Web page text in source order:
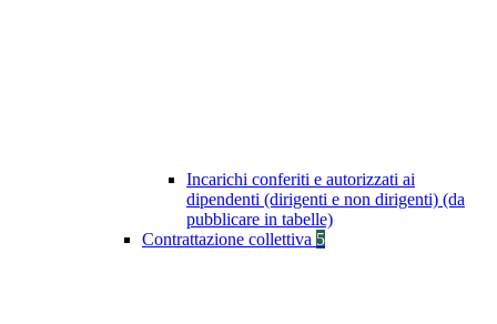
Incarichi conferiti e autorizzati ai
dipendenti (dirigenti e non dirigenti) (da
pubblicare in tabelle)
Contrattazione collettiva 5